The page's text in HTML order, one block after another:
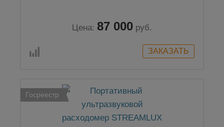
Цена: 87 000 руб.
Госреестр